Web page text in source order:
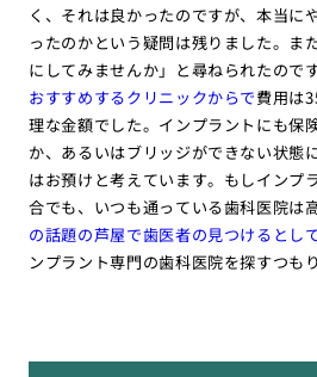
く、それは良かったのですが、本当に
ったのかという疑問は残りました。ま
にしてみませんか」と尋ねられたのです
おすすめするクリニックからで費用は
理な金額でした。インプラントにも保
か、あるいはブリッジができない状態
はお預けと考えています。もしインプ
合でも、いつも通っている歯科医院は
の話題の芦屋で歯医者の見つけるとし
ンプラント専門の歯科医院を探すつも